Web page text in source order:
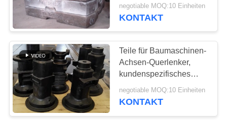
Grün Sandguss
25
26
negotiable MOQ:10 Einheiten
KONTAKT
Teile für Baumaschinen-
Achsen-Querlenker,
kundenspezifisches
Roheisen der hohen
Qualität
negotiable MOQ:10 Einheiten
KONTAKT